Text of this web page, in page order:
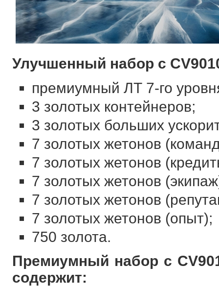
Улучшенный набор с
премиумный ЛТ 7-го
3 золотых контейнеров;
3 золотых больших
7 золотых жетонов
7 золотых жетонов
7 золотых жетонов
7 золотых жетонов
7 золотых жетонов (опыт);
750 золота.
Премиумный набор с
содержит: